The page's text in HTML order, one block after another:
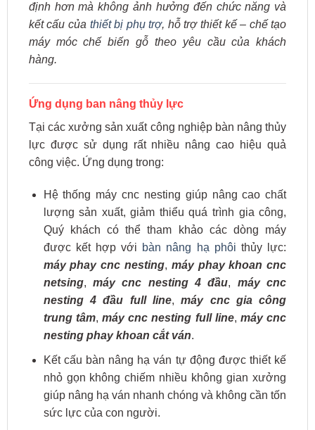
định hơn mà không ảnh hưởng đến chức năng và
kết cấu của thiết bị phụ trợ, hỗ trợ thiết kế – chế tạo
máy móc chế biến gỗ theo yêu cầu của khách
hàng.
Ứng dụng ban nâng thủy lực
Tại các xưởng sản xuất công nghiệp bàn nâng thủy
lực được sử dụng rất nhiều nâng cao hiệu quả
công việc. Ứng dụng trong:
Hệ thống máy cnc nesting giúp nâng cao chất
lượng sản xuất, giảm thiểu quá trình gia công,
Quý khách có thể tham khảo các dòng máy
được kết hợp với bàn nâng hạ phôi thủy lực:
máy phay cnc nesting, máy phay khoan cnc
netsing, máy cnc nesting 4 đầu, máy cnc
nesting 4 đầu full line,máy cnc gia công
trung tâm, máy cnc nesting full line,máy cnc
nesting phay khoan cắt ván.
Kết cấu bàn nâng hạ ván tự động được thiết kế
nhỏ gọn không chiếm nhiều không gian xưởng
giúp nâng hạ ván nhanh chóng và không cần tốn
sức lực của con người.